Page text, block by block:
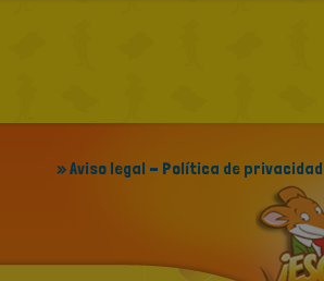
» Aviso legal - Política de privacidad